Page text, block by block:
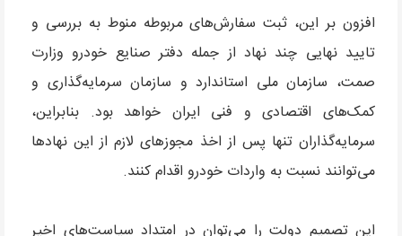
افزون بر این، ثبت سفارش‌های مربوطه منوط به بررسی و
تایید نهایی چند نهاد از جمله دفتر صنایع خودرو وزارت
صمت، سازمان ملی استاندارد و سازمان سرمایه‌گذاری و
کمک‌های اقتصادی و فنی ایران خواهد بود. بنابراین،
سرمایه‌گذاران تنها پس از اخذ مجوزهای لازم از این نهادها
می‌توانند نسبت به واردات خودرو اقدام کنند.
این تصمیم دولت را می‌توان در امتداد سیاست‌های اخیر